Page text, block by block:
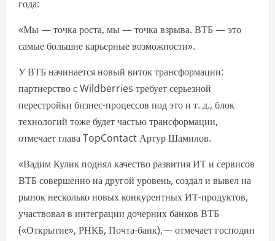
года:
«Мы — точка роста, мы — точка взрыва. ВТБ — это
самые большие карьерные возможности».
У ВТБ начинается новый виток трансформации:
партнерство с Wildberries требует серьезной
перестройки бизнес-процессов под это и т. д., блок
технологий тоже будет частью трансформации,
отмечает глава TopContact Артур Шамилов.
«Вадим Кулик поднял качество развития ИТ и сервисов
ВТБ совершенно на другой уровень, создал и вывел на
рынок несколько новых конкурентных ИТ-продуктов,
участвовал в интеграции дочерних банков ВТБ
(«Открытие», РНКБ, Почта-банк),— отмечает господин